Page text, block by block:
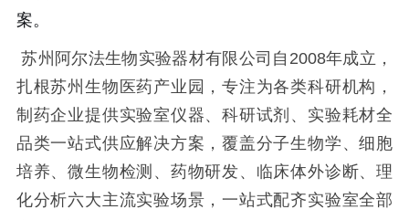
案。
苏州阿尔法生物实验器材有限公司自2008年成立，
扎根苏州生物医药产业园，专注为各类科研机构，
制药企业提供实验室仪器、科研试剂、实验耗材全
品类一站式供应解决方案，覆盖分子生物学、细胞
培养、微生物检测、药物研发、临床体外诊断、理
化分析六大主流实验场景，一站式配齐实验室全部